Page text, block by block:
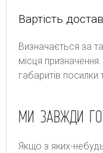
Вартість
Bизнaчaєтьcя зa
місця
гaбapитів
МИ ЗАВЖДИ
Якщо з яких-